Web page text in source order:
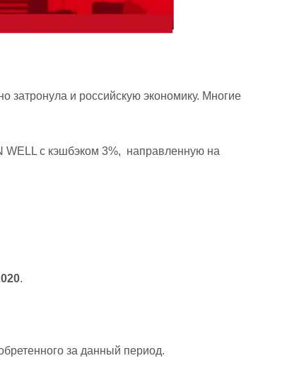
затронула и российскую экономику. Многие
WELL с кэшбэком 3%, направленную на
.
за данный период.